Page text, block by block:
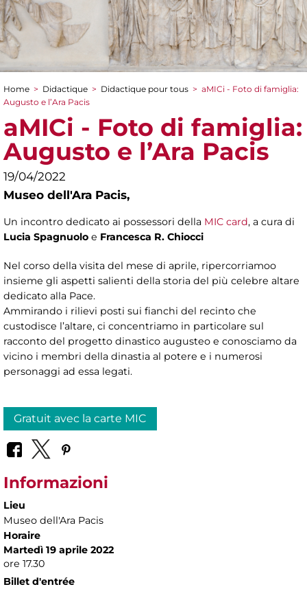
You are here
Home > Didactique > Didactique pour tous > aMICi - Foto di famiglia:
Augusto e l’Ara Pacis
aMICi - Foto di famiglia:
Augusto e l’Ara Pacis
19/04/2022
Museo dell'Ara Pacis,
Un incontro dedicato ai possessori della MIC card, a cura di
Lucia Spagnuolo e Francesca R. Chiocci
Nel corso della visita del mese di aprile, ripercorriamoo
insieme gli aspetti salienti della storia del più celebre altare
dedicato alla Pace.
Ammirando i rilievi posti sui fianchi del recinto che
custodisce l’altare, ci concentriamo in particolare sul
racconto del progetto dinastico augusteo e conosciamo da
vicino i membri della dinastia al potere e i numerosi
personaggi ad essa legati.
Gratuit avec la carte MIC
Informazioni
Lieu
Museo dell'Ara Pacis
Horaire
Martedì 19 aprile 2022
ore 17.30
Billet d'entrée